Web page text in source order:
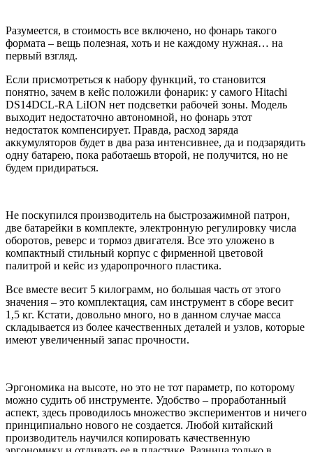
Разумеется, в стоимость все включено, но фонарь такого
формата – вещь полезная, хоть и не каждому нужная… на
первый взгляд.
Если присмотреться к набору функций, то становится
понятно, зачем в кейс положили фонарик: у самого Hitachi
DS14DCL-RA LiION нет подсветки рабочей зоны. Модель
выходит недостаточно автономной, но фонарь этот
недостаток компенсирует. Правда, расход заряда
аккумуляторов будет в два раза интенсивнее, да и подзарядить
одну батарею, пока работаешь второй, не получится, но не
будем придираться.
Не поскупился производитель на быстрозажимной патрон,
две батарейки в комплекте, электронную регулировку числа
оборотов, реверс и тормоз двигателя. Все это уложено в
компактный стильный корпус с фирменной цветовой
палитрой и кейс из ударопрочного пластика.
Все вместе весит 5 килограмм, но большая часть от этого
значения – это комплектация, сам инструмент в сборе весит
1,5 кг. Кстати, довольно много, но в данном случае масса
складывается из более качественных деталей и узлов, которые
имеют увеличенный запас прочности.
Эргономика на высоте, но это не тот параметр, по которому
можно судить об инструменте. Удобство – проработанный
аспект, здесь проводилось множество экспериментов и ничего
принципиально нового не создается. Любой китайский
производитель научился копировать качественную